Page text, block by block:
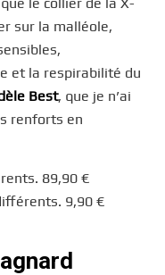
le collier de la X-
sur la malléole,
et la respirabilité du
Best, que je n’ai
renforts en
89,90 €
9,90 €